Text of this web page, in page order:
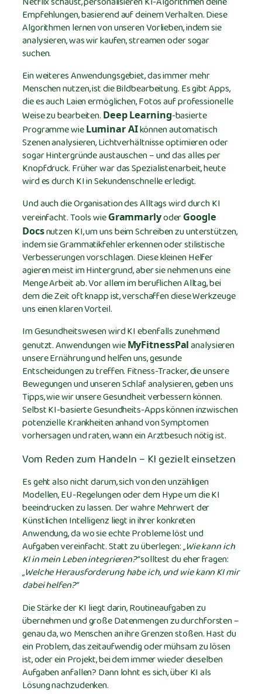
Empfehlungen, basierend auf deinem Verhalten. Diese
Algorithmen lernen von unseren Vorlieben, indem sie
analysieren, was wir kaufen, streamen oder sogar
suchen.
Ein weiteres Anwendungsgebiet, das immer mehr
Menschen nutzen, ist die Bildbearbeitung. Es gibt Apps,
die es auch Laien ermöglichen, Fotos auf professionelle
Weise zu bearbeiten. Deep Learning-basierte
Programme wieLuminar AIkönnen automatisch
Szenen analysieren, Lichtverhältnisse optimieren oder
sogar Hintergründe austauschen – und das alles per
Knopfdruck. Früher war das Spezialistenarbeit, heute
wird es durch KI in Sekundenschnelle erledigt.
Und auch die Organisation des Alltags wird durch KI
vereinfacht. Tools wieGrammarlyoderGoogle
Docsnutzen KI, um uns beim Schreiben zu unterstützen,
indem sie Grammatikfehler erkennen oder stilistische
Verbesserungen vorschlagen. Diese kleinen Helfer
agieren meist im Hintergrund, aber sie nehmen uns eine
Menge Arbeit ab. Vor allem im beruflichen Alltag, bei
dem die Zeit oft knapp ist, verschaffen diese Werkzeuge
uns einen klaren Vorteil.
Im Gesundheitswesen wird KI ebenfalls zunehmend
genutzt. Anwendungen wieMyFitnessPalanalysieren
unsere Ernährung und helfen uns, gesunde
Entscheidungen zu treffen. Fitness-Tracker, die unsere
Bewegungen und unseren Schlaf analysieren, geben uns
Tipps, wie wir unsere Gesundheit verbessern können.
Selbst KI-basierte Gesundheits-Apps können inzwischen
potenzielle Krankheiten anhand von Symptomen
vorhersagen und raten, wann ein Arztbesuch nötig ist.
Vom Reden zum Handeln – KI gezielt einsetzen
Es geht also nicht darum, sich von den unzähligen
Modellen, EU-Regelungen oder dem Hype um die KI
beeindrucken zu lassen. Der wahre Mehrwert der
Künstlichen Intelligenz liegt in ihrer konkreten
Anwendung, da wo sie echte Probleme löst und
Aufgaben vereinfacht. Statt zu überlegen:„Wie kann ich
KI in mein Leben integrieren?“solltest du eher fragen:
„Welche Herausforderung habe ich, und wie kann KI mir
dabei helfen?“
Die Stärke der KI liegt darin, Routineaufgaben zu
übernehmen und große Datenmengen zu durchforsten –
genau da, wo Menschen an ihre Grenzen stoßen. Hast du
ein Problem, das zeitaufwendig oder mühsam zu lösen
ist, oder ein Projekt, bei dem immer wieder dieselben
Aufgaben anfallen? Dann lohnt es sich, über KI als
Lösung nachzudenken.